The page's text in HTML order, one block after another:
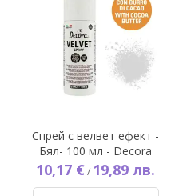
Спрей с велвет ефект -
Бял- 100 мл - Decora
10,17 € / 19,89 лв.